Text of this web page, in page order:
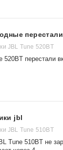
JBL Tune 520BT
520BT перестали
jbl
JBL Tune 510BT
Tune 510BT не